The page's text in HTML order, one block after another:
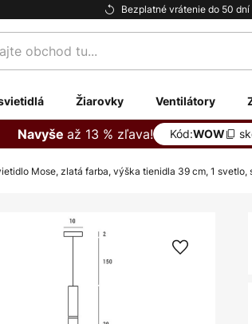
Bezplatné vrátenie do 50 dní
Žiarovky Ventilátory
Navyše až 13 % zľava! Kód:WOW
Mose, zlatá farba, výška tienidla 39 cm, 1 svetlo,